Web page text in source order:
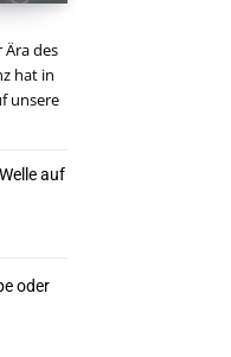
des
hat in
unsere
auf
oder